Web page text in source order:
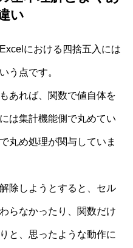
い
における四捨五入には
う点です。
あれば、関数で値自体を
は集計機能側で丸めてい
丸め処理が関与していま
除しようとすると、セル
らなかったり、関数だけ
と、思ったような動作に